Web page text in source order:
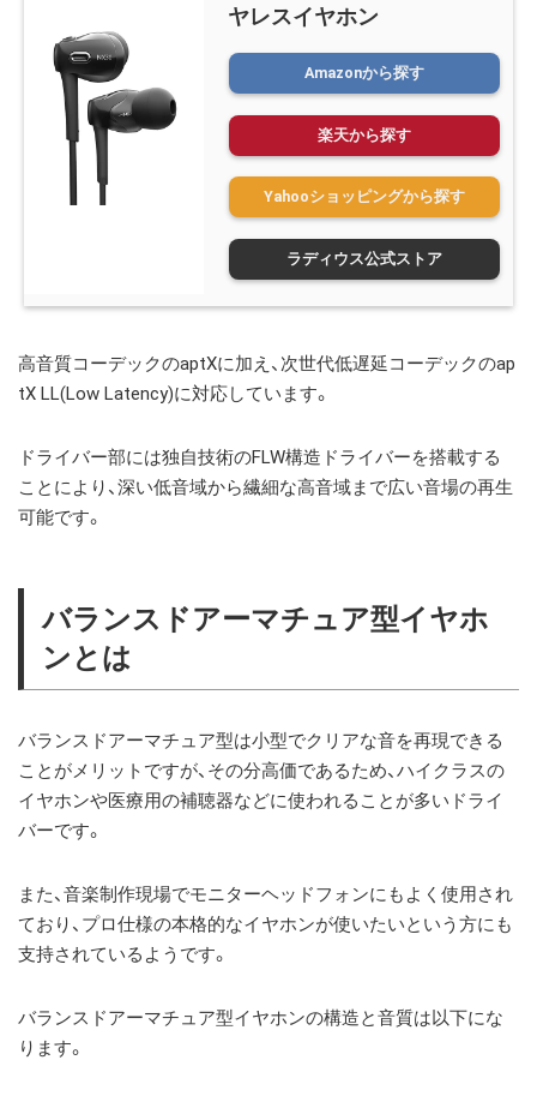
ヤレスイヤホン
ラディウス公式ストア
Amazonから探す
楽天から探す
Yahooショッピングから探す
高音質コーデックのaptXに加え、次世代低遅延コーデックのap
tX LL(Low Latency)に対応しています。
ドライバー部には独自技術のFLW構造ドライバーを搭載する
ことにより、深い低音域から繊細な高音域まで広い音場の再生
可能です。
バランスドアーマチュア型イヤホ
ンとは
バランスドアーマチュア型は小型でクリアな音を再現できる
ことがメリットですが、その分高価であるため、ハイクラスの
イヤホンや医療用の補聴器などに使われることが多いドライ
バーです。
また、音楽制作現場でモニターヘッドフォンにもよく使用され
ており、プロ仕様の本格的なイヤホンが使いたいという方にも
支持されているようです。
バランスドアーマチュア型イヤホンの構造と音質は以下にな
ります。